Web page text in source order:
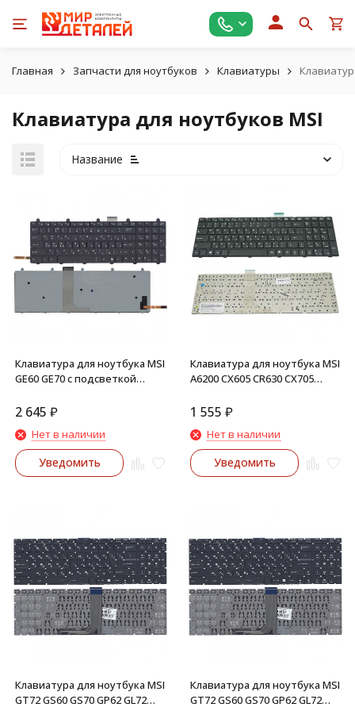
Главная Запчасти для ноутбуков Клавиатуры
Клавиатура для ноутбуков MSI
Название
Клавиатура для ноутбука MSI
GE60 GE70 с подсветкой
2 645 ₽
Нет в наличии
Уведомить
Клавиатура для ноутбука MSI
A6200 CX605 CR630 CX705
1 555 ₽
Нет в наличии
Уведомить
Клавиатура для ноутбука MSI
GT72 GS60 GS70 GP62 GL72
Клавиатура для ноутбука MSI
GT72 GS60 GS70 GP62 GL72